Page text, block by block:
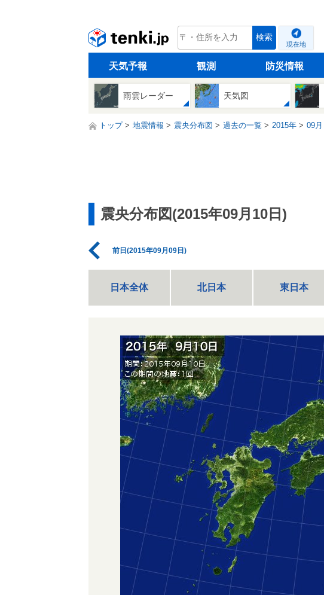
tenki.jp 検索
現在地
天気予報 観測 防災情報
雨雲レーダー 天気図
トップ 地震情報 震央分布図 過去の一覧 2015年 09月
震央分布図(2015年09月10日)
前日(2015年09月09日)
日本全体 北日本 東日本